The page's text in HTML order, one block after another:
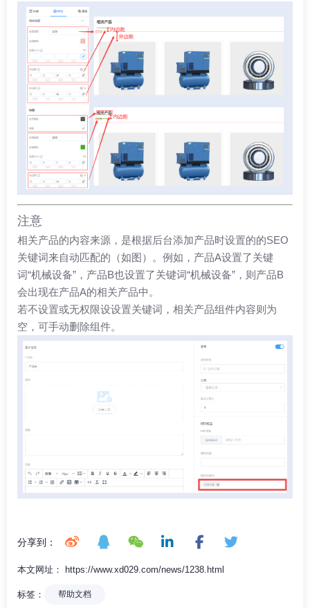
注意
相关产品的内容来源，是根据后台添加产品时设置的的SEO
关键词来自动匹配的（如图）。例如，产品A设置了关键
词“机械设备”，产品B也设置了关键词“机械设备”，则产品B
会出现在产品A的相关产品中。
若不设置或无权限设设置关键词，相关产品组件内容则为
空，可手动删除组件。
分享到：
本文网址： https://www.xd029.com/news/1238.html
标签： 帮助文档